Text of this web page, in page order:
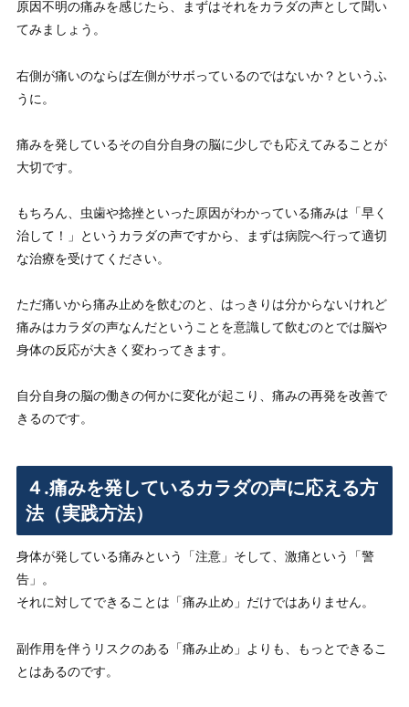
原因不明の痛みを感じたら、まずはそれをカラダの声として聞い
てみましょう 。
右側が痛いのならば左側がサボっているのではないか？というふ
うに。
痛みを発しているその自分自身の脳に少しでも応えてみることが
大切です。
もちろん、虫歯や捻挫といった原因がわかっている痛みは「早く
治して！」というカラダの声ですから、まずは病院へ行って適切
な治療を受けてください。
ただ痛いから痛み止めを飲むのと、はっきりは分からないけれど
痛みはカラダの声なんだということを意識して飲むのとでは脳や
身体の反応が大きく変わってきます。
自分自身の脳の働きの何かに変化が起こり、痛みの再発を改善で
きるのです。
４.痛みを発しているカラダの声に応える方
法（実践方法）
身体が発している痛みという「注意」そして、激痛という「警
告」。
それに対してできることは「痛み止め」だけではありません。
副作用を伴うリスクのある「痛み止め」よりも、もっとできるこ
とはあるのです。